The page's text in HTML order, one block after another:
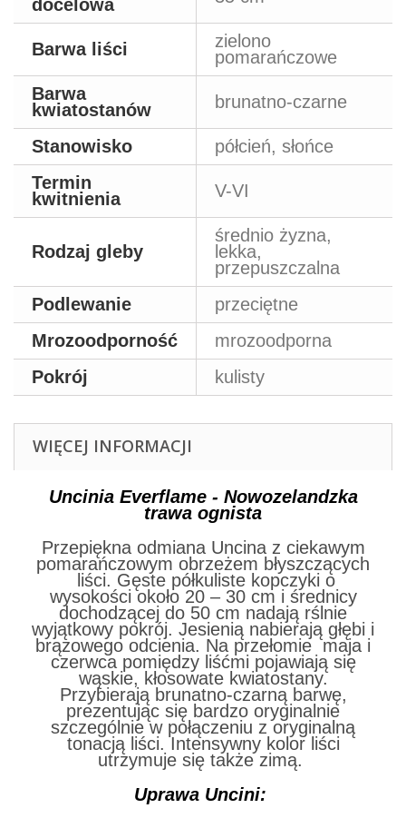
docelowa
Barwa liści
zielono
pomarańczowe
Barwa
kwiatostanów
brunatno-czarne
Stanowisko
półcień, słońce
Termin
kwitnienia
V-VI
Rodzaj gleby
średnio żyzna,
lekka,
przepuszczalna
Podlewanie
przeciętne
Mrozoodporność
mrozoodporna
Pokrój
kulisty
WIĘCEJ INFORMACJI
Uncinia Everflame - Nowozelandzka
trawa ognista
Przepiękna odmiana Uncina z ciekawym
pomarańczowym obrzeżem błyszczących
liści. Gęste półkuliste kopczyki o
wysokości około 20 – 30 cm i średnicy
dochodzącej do 50 cm nadają rślnie
wyjątkowy pokrój. Jesienią nabierają głębi i
brązowego odcienia. Na przełomie maja i
czerwca pomiędzy liśćmi pojawiają się
wąskie, kłosowate kwiatostany.
Przybierają brunatno-czarną barwę,
prezentując się bardzo oryginalnie
szczególnie w połączeniu z oryginalną
tonacją liści. Intensywny kolor liści
utrzymuje się także zimą.
Uprawa Uncini: